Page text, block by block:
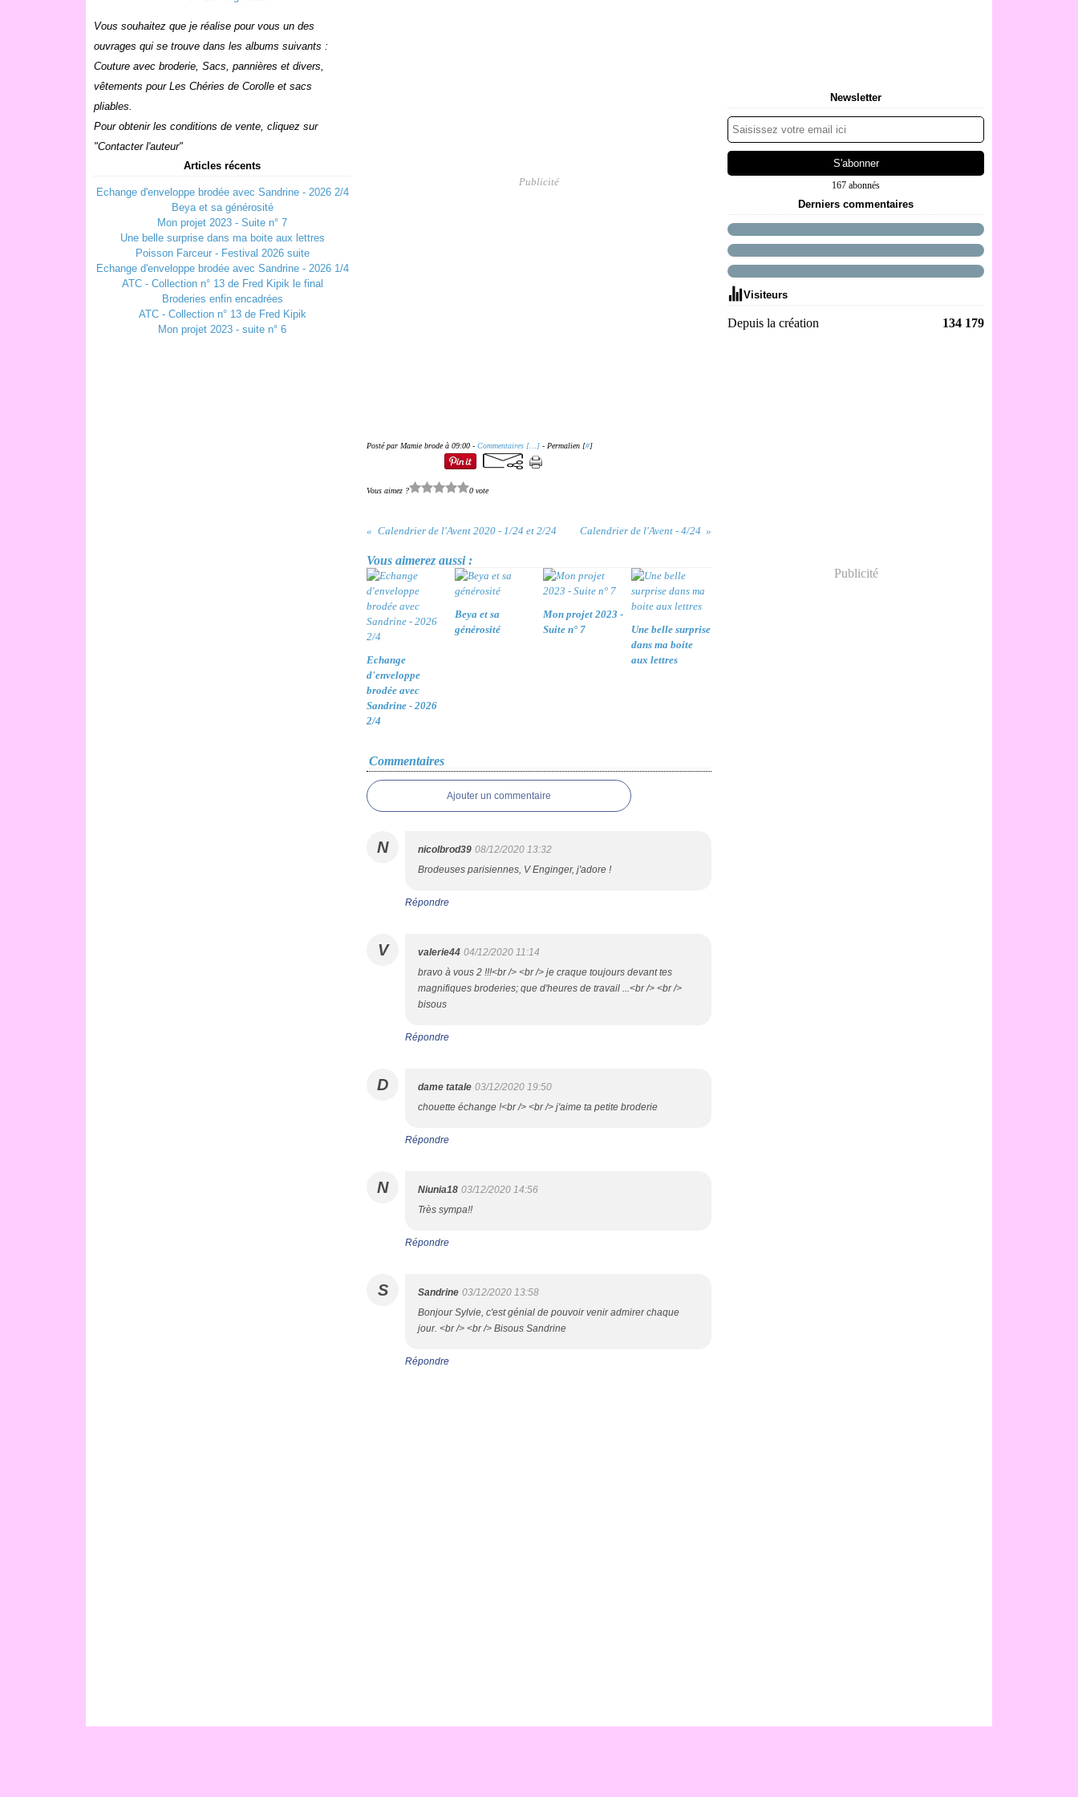
Vous souhaitez que je réalise pour vous un des
ouvrages qui se trouve dans les albums suivants :
Couture avec broderie, Sacs, pannières et divers,
vêtements pour Les Chéries de Corolle et sacs
pliables.
Pour obtenir les conditions de vente, cliquez sur
"Contacter l'auteur"
Articles récents
Echange d'enveloppe brodée avec Sandrine - 2026 2/4
Beya et sa générosité
Mon projet 2023 - Suite n° 7
Une belle surprise dans ma boite aux lettres
Poisson Farceur - Festival 2026 suite
Echange d'enveloppe brodée avec Sandrine - 2026 1/4
ATC - Collection n° 13 de Fred Kipik le final
Broderies enfin encadrées
ATC - Collection n° 13 de Fred Kipik
Mon projet 2023 - suite n° 6
Publicité
Posté par Mamie brode à 09:00 - Commentaires [ ] - Permalien [#]
Vous aimez ? 0 vote
Calendrier de l'Avent 2020 - 1/24 et 2/24 Calendrier de l'Avent - 4/24
Vous aimerez aussi :
Echange
d'enveloppe
brodée avec
Sandrine - 2026
2/4
Beya et sa
générosité
Mon projet 2023 -
Suite n° 7
Une belle surprise
dans ma boite
aux lettres
Commentaires
Ajouter un commentaire
N nicolbrod39 08/12/2020 13:32
Brodeuses parisiennes, V Enginger, j'adore !
Répondre
V valerie44 04/12/2020 11:14
bravo à vous 2 !!!<br /> <br /> je craque toujours devant tes
magnifiques broderies; que d'heures de travail ...<br /> <br />
bisous
Répondre
D dame tatale 03/12/2020 19:50
chouette échange !<br /> <br /> j'aime ta petite broderie
Répondre
N Niunia18 03/12/2020 14:56
Très sympa!!
Répondre
S Sandrine 03/12/2020 13:58
Bonjour Sylvie, c'est génial de pouvoir venir admirer chaque
jour. <br /> <br /> Bisous Sandrine
Répondre
Newsletter
167 abonnés
Derniers commentaires
Visiteurs
Depuis la création 134 179
Publicité